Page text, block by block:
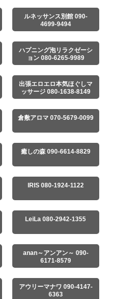
ルネッサンス別館 090-
4699-9494
ハプニング泡リラクゼーシ
ョン 080-6265-9989
出張エロエロ本気ほぐしマ
ッサージ 080-1638-8149
倉敷アロマ 070-5679-0099
癒しの森 090-6614-8829
IRIS 080-1924-1122
LeiLa 080-2942-1355
anan～アンアン～ 090-
6171-8579
アウリーマナワ 090-4147-
6363